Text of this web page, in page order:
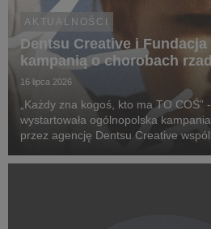
AKTUALNOŚCI
Dentsu Creative i Fundacja
kampanią o chorobach
16 lipca 2026
„Każdy zna kogoś, kto ma TO COŚ”
wystartowała ogólnopolska
przez agencję Dentsu Creative
chorób rzadkich, zwrócenie uwagi